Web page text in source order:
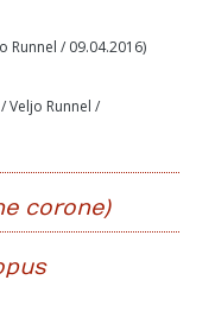
Runnel / 09.04.2016)
Veljo Runnel /
corone)